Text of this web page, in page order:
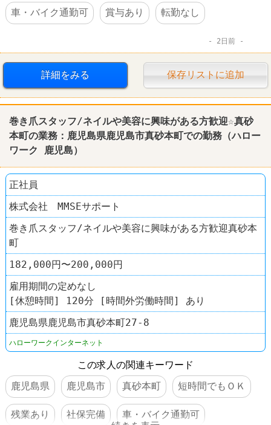
車・バイク通勤可 賞与あり 転勤なし
2日前
詳細をみる 保存リストに追加
巻き爪スタッフ/ネイルや美容に興味がある方歓迎☆真砂
本町の業務： 鹿児島県鹿児島市真砂本町での勤務（ハロー
ワーク
鹿児島）
正社員
株式会社 MMSEサポート
巻き爪スタッフ/ネイルや美容に興味がある方歓迎真砂本
町
182,000円〜200,000円
雇用期間の定めなし
[休憩時間] 120分 [時間外労働時間] あり
鹿児島県鹿児島市真砂本町27-8
ハローワークインターネット
この求人の関連キーワード
鹿児島県
鹿児島市 真砂本町 短時間でもＯＫ
残業あり 社保完備
車・バイク通勤可